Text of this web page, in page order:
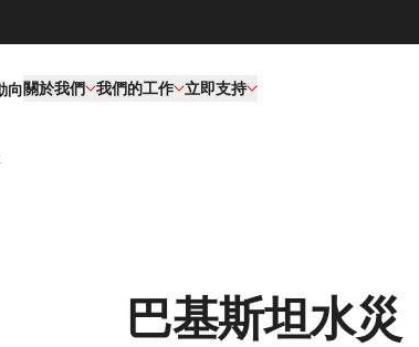
向關於我們 我們的工作​ 立即支持
巴基斯坦水